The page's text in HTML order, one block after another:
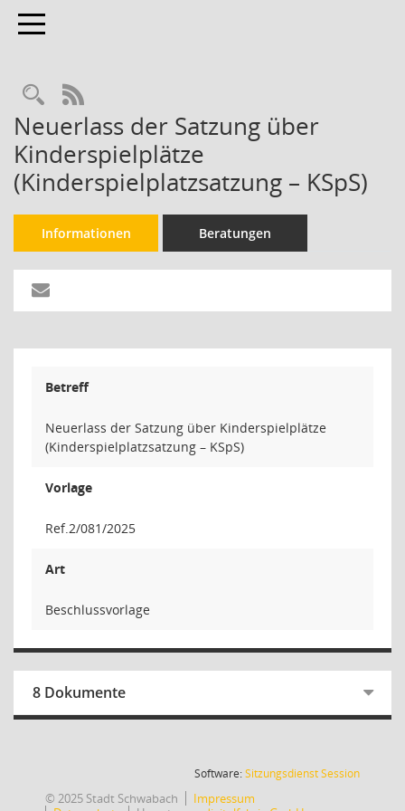
Toggle navigation
Rechercheauswahl
RSS-Feed
Neuerlass der Satzung über
Kinderspielplätze
(Kinderspielplatzsatzung – KSpS)
Informationen Beratungen
Betreff
Neuerlass der Satzung über Kinderspielplätze
(Kinderspielplatzsatzung – KSpS)
Vorlage
Ref.2/081/2025
Art
Beschlussvorlage
8 Dokumente
Software:SitzungsdienstSession(Wird in
© 2025 Stadt Schwabach
Impressum